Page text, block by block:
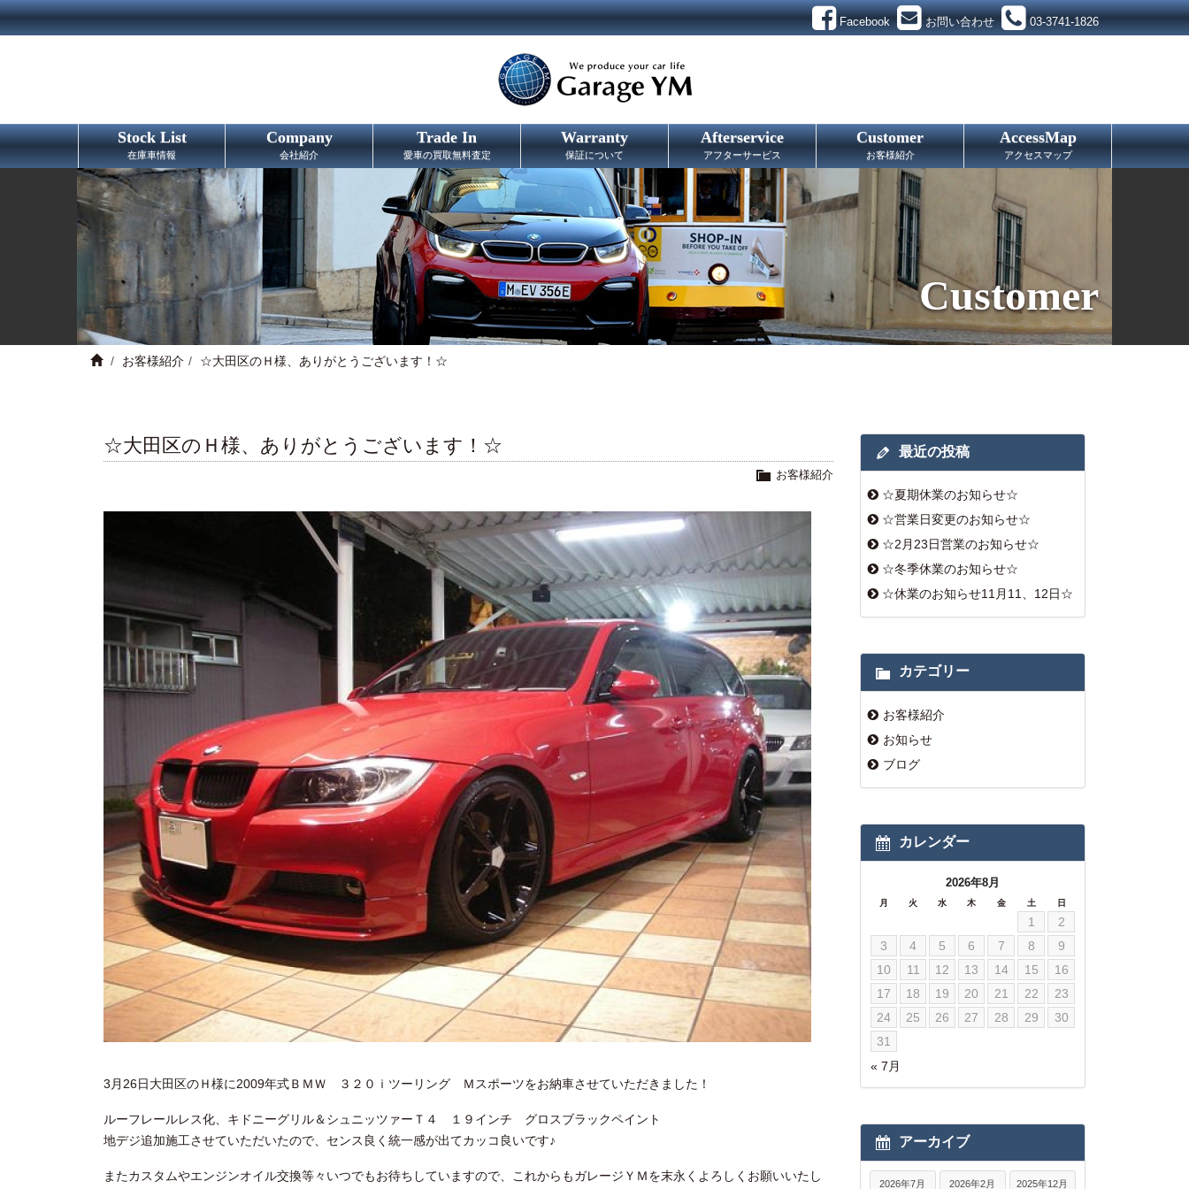
Facebook お問い合わせ 03-3741-1826
Stock List
在庫車情報
Company
会社紹介
Trade In
愛車の買取無料査定
Warranty
保証について
Afterservice
アフターサービス
Customer
お客様紹介
AccessMap
アクセスマップ
Customer
お客様紹介 ☆大田区のＨ様、ありがとうございます！☆
☆大田区のＨ様、ありがとうございます！☆
お客様紹介
3月26日大田区のＨ様に2009年式ＢＭＷ ３２０ｉツーリング Ｍスポーツをお納車させていただきました！
ルーフレールレス化、キドニーグリル＆シュニッツァーＴ４ １９インチ グロスブラックペイント
地デジ追加施工させていただいたので、センス良く統一感が出てカッコ良いです♪
またカスタムやエンジンオイル交換等々いつでもお待ちしていますので、これからもガレージＹＭを末永くよろしくお願いいたし
最近の投稿
☆夏期休業のお知らせ☆
☆営業日変更のお知らせ☆
☆2月23日営業のお知らせ☆
☆冬季休業のお知らせ☆
☆休業のお知らせ11月11、12日☆
カテゴリー
お客様紹介
お知らせ
ブログ
カレンダー
2026年8月
月 火 水 木 金 土 日
« 7月
1
2
3
4 5 6 7 8
9
10
11 12 13 14 15
16
17
18 19 20 21 22
23
24
25 26 27 28 29
30
31
アーカイブ
2026年7月 2026年2月 2025年12月